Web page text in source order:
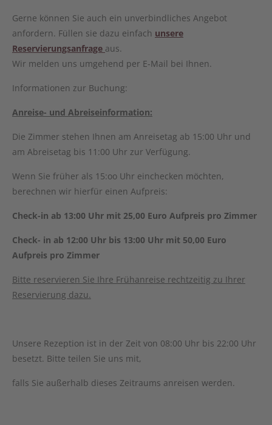
Gerne können Sie auch ein unverbindliches Angebot
anfordern. Füllen sie dazu einfach unsere
Reservierungsanfrage aus.
Wir melden uns umgehend per E-Mail bei Ihnen.
Informationen zur Buchung:
Anreise- und Abreiseinformation:
Die Zimmer stehen Ihnen am Anreisetag ab 15:00 Uhr und
am Abreisetag bis 11:00 Uhr zur Verfügung.
Wenn Sie früher als 15:oo Uhr einchecken möchten,
berechnen wir hierfür einen Aufpreis:
Check-in ab 13:00 Uhr mit 25,00 Euro Aufpreis pro Zimmer
Check- in ab 12:00 Uhr bis 13:00 Uhr mit 50,00 Euro
Aufpreis pro Zimmer
Bitte reservieren Sie Ihre Frühanreise rechtzeitig zu Ihrer
Reservierung dazu.
Unsere Rezeption ist in der Zeit von 08:00 Uhr bis 22:00 Uhr
besetzt. Bitte teilen Sie uns mit,
falls Sie außerhalb dieses Zeitraums anreisen werden.